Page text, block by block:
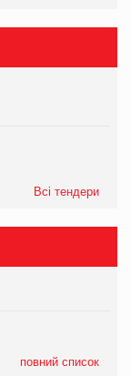
Всі тендери
повний список